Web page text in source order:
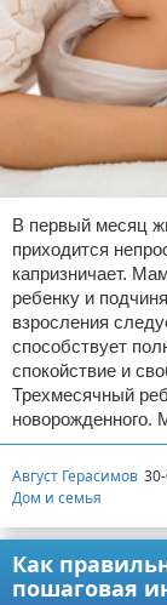
В первый месяц
приходится
капризничает.
ребенку и
взросления
способствует
спокойствие и
Трехмесячный
Август Герасимов
Дом и семья
Как
пошаговая